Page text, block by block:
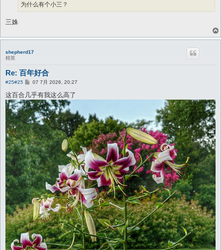
手机照
为什么有个小三？
三姝
shepherd17
精英
Re: 百年好合
#25#25
帖
07 7月 2026, 20:27
这百合几乎有我这么高了